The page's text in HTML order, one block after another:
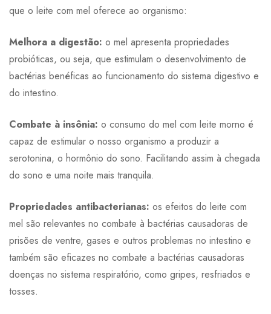
que o leite com mel oferece ao organismo:
Melhora a digestão: o mel apresenta propriedades
probióticas, ou seja, que estimulam o desenvolvimento de
bactérias benéficas ao funcionamento do sistema digestivo e
do intestino.
Combate à insônia: o consumo do mel com leite morno é
capaz de estimular o nosso organismo a produzir a
serotonina, o hormônio do sono. Facilitando assim à chegada
do sono e uma noite mais tranquila.
Propriedades antibacterianas: os efeitos do leite com
mel são relevantes no combate à bactérias causadoras de
prisões de ventre, gases e outros problemas no intestino e
também são eficazes no combate a bactérias causadoras
doenças no sistema respiratório, como gripes, resfriados e
tosses.